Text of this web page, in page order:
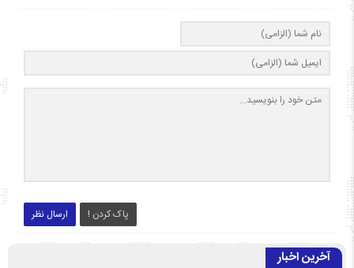
ارسال نظر پاک کردن !
آخرین اخبار